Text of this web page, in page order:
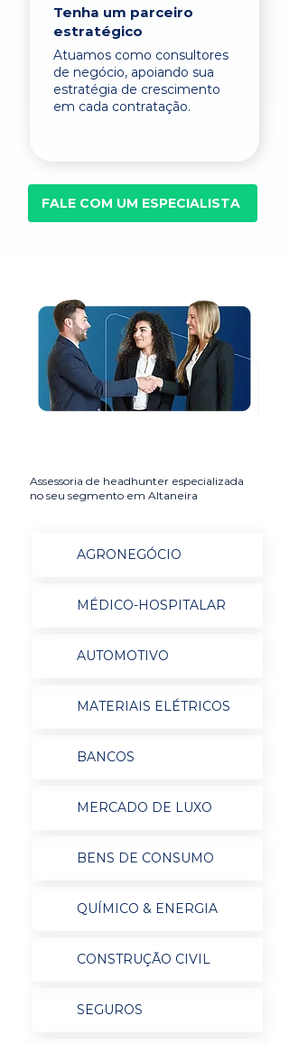
Tenha um parceiro
estratégico
Atuamos como consultores
de negócio, apoiando sua
estratégia de crescimento
em cada contratação.
FALE COM UM ESPECIALISTA
Assessoria de headhunter especializada
no seu segmento em Altaneira
AGRONEGÓCIO
MÉDICO-HOSPITALAR
AUTOMOTIVO
MATERIAIS ELÉTRICOS
BANCOS
MERCADO DE LUXO
BENS DE CONSUMO
QUÍMICO & ENERGIA
CONSTRUÇÃO CIVIL
SEGUROS